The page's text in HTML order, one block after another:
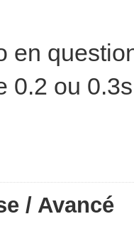
en
0.2 ou
/ Avancé